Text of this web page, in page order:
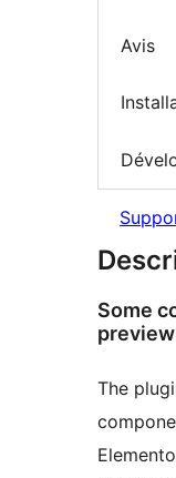
Avis
Some
The